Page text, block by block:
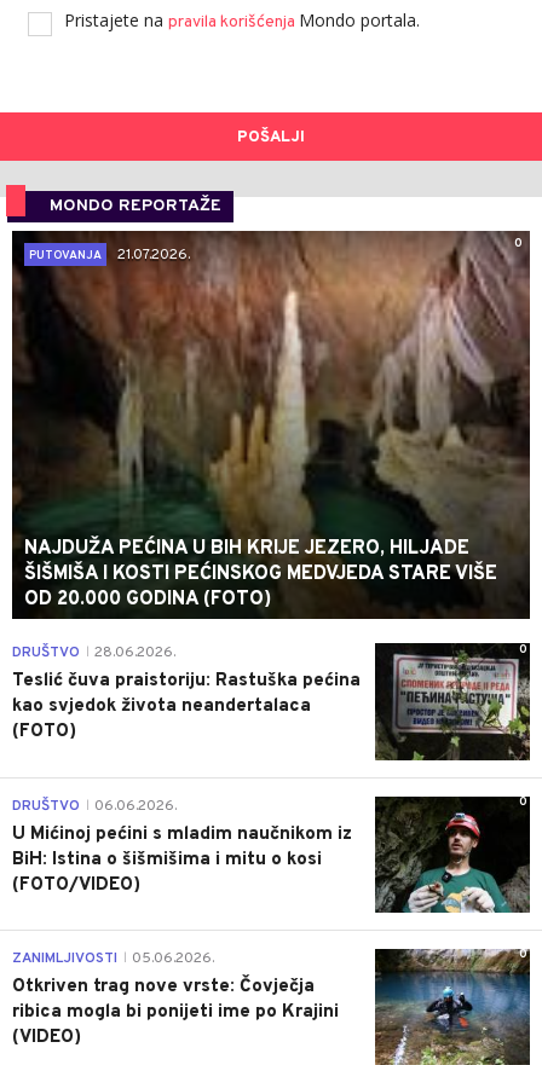
Pristajete na pravila korišćenja Mondo portala.
POŠALJI
MONDO REPORTAŽE
0
PUTOVANJA
21.07.2026.
NAJDUŽA PEĆINA U BIH KRIJE JEZERO, HILJADE
ŠIŠMIŠA I KOSTI PEĆINSKOG MEDVJEDA STARE VIŠE
OD 20.000 GODINA (FOTO)
0
DRUŠTVO 28.06.2026.
Teslić čuva praistoriju: Rastuška pećina
kao svjedok života neandertalaca
(FOTO)
0
DRUŠTVO 06.06.2026.
U Mićinoj pećini s mladim naučnikom iz
BiH: Istina o šišmišima i mitu o kosi
(FOTO/VIDEO)
0
ZANIMLJIVOSTI 05.06.2026.
Otkriven trag nove vrste: Čovječja
ribica mogla bi ponijeti ime po Krajini
(VIDEO)